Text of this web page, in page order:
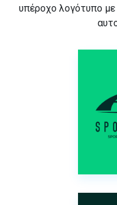
υπέροχο λογότυπο